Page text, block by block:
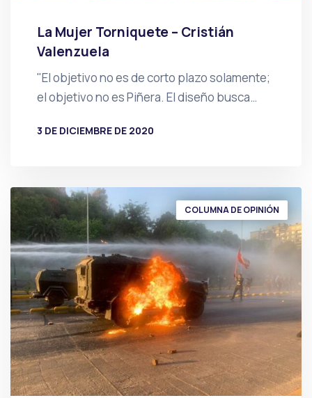
La Mujer Torniquete – Cristián
Valenzuela
"El objetivo no es de corto plazo solamente;
el objetivo no es Piñera. El diseño busca…
3 DE DICIEMBRE DE 2020
COLUMNA DE OPINIÓN